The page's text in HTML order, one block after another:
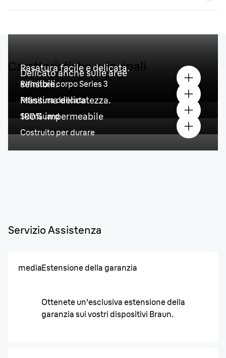
Caratteristiche principali
Rasatura facile e delicata.
Rifinitore corpo Series 3
Delicato anche sulle aree
sensibili.
Rifinitura delicata
Massima delicatezza.
SkinGuard
100% impermeabile
Costruito per durare
Servizio Assistenza
mediaEstensione della garanzia
Ottenete un'esclusiva estensione della
garanzia sui vostri dispositivi Braun.